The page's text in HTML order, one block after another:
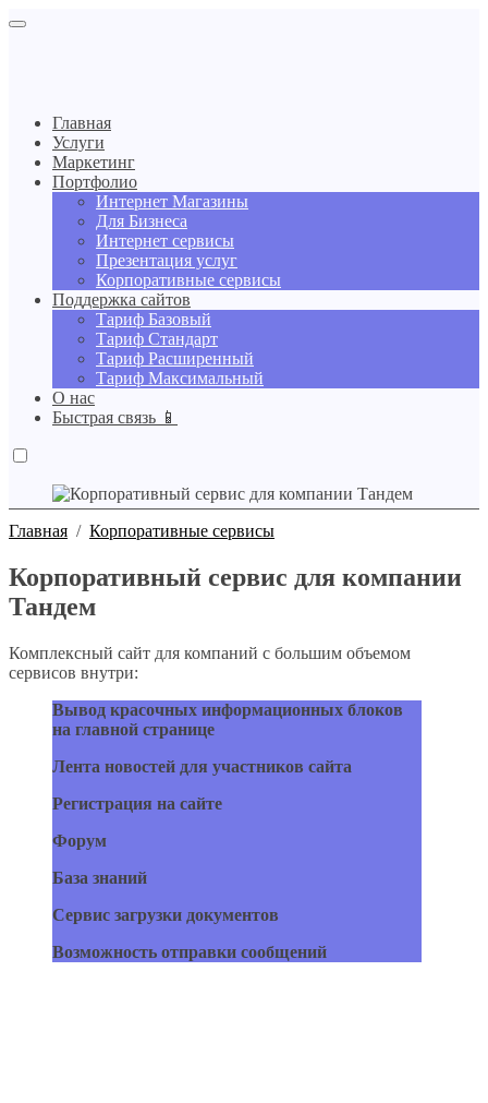
Главная
Услуги
Маркетинг
Портфолио
Интернет Магазины
Для Бизнеса
Интернет сервисы
Презентация услуг
Корпоративные сервисы
Поддержка сайтов
Тариф Базовый
Тариф Стандарт
Тариф Расширенный
Тариф Максимальный
О нас
Быстрая связь 📱
Главная / Корпоративные сервисы
Корпоративный сервис для компании
Тандем
Комплексный сайт для компаний с большим объемом
сервисов внутри:
Вывод красочных информационных блоков
на главной странице
Лента новостей для участников сайта
Регистрация на сайте
Форум
База знаний
Сервис загрузки документов
Возможность отправки сообщений